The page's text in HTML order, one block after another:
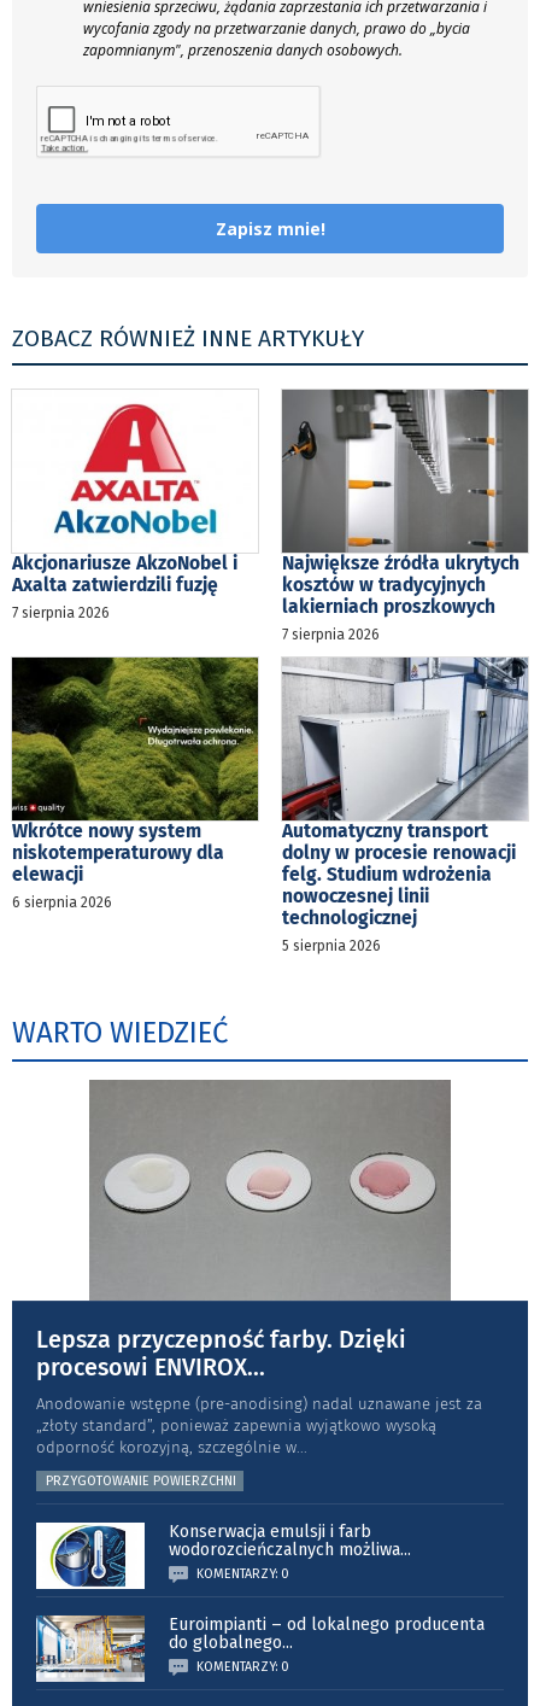
wniesienia sprzeciwu, żądania zaprzestania ich przetwarzania i
wycofania zgody na przetwarzanie danych, prawo do „bycia
zapomnianym", przenoszenia danych osobowych.
Zapisz mnie!
ZOBACZ RÓWNIEŻ INNE ARTYKUŁY
Akcjonariusze AkzoNobel i
Axalta zatwierdzili fuzję
7 sierpnia 2026
Największe źródła ukrytych
kosztów w tradycyjnych
lakierniach proszkowych
7 sierpnia 2026
Wkrótce nowy system
niskotemperaturowy dla
elewacji
6 sierpnia 2026
Automatyczny transport
dolny w procesie renowacji
felg. Studium wdrożenia
nowoczesnej linii
technologicznej
5 sierpnia 2026
WARTO WIEDZIEĆ
Lepsza przyczepność farby. Dzięki
procesowi ENVIROX...
Anodowanie wstępne (pre-anodising) nadal uznawane jest za
„złoty standard”, ponieważ zapewnia wyjątkowo wysoką
odporność koro­zyjną, szczególnie w...
PRZYGOTOWANIE POWIERZCHNI
Konserwacja emulsji i farb
wodorozcieńczalnych możliwa...
KOMENTARZY: 0
Euroimpianti – od lokalnego producenta
do globalnego...
KOMENTARZY: 0